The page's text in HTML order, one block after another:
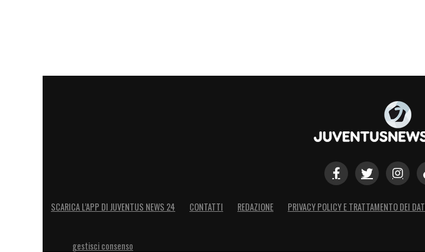
SCARICA L’APP DI JUVENTUS NEWS 24 CONTATTI REDAZIONE PRIVACY POLICY E TRATTAMENTO DEI
gestisci consenso